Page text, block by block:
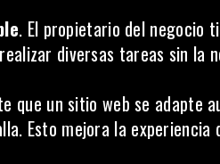
. El propietario del negocio
diversas tareas sin la
que un sitio web se adapte
Esto mejora la